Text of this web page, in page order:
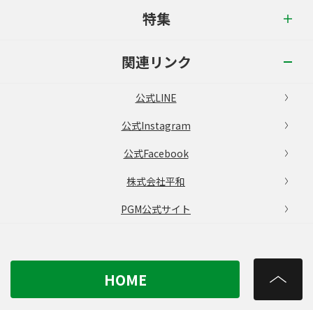
特集
関連リンク
公式LINE
公式Instagram
公式Facebook
株式会社平和
PGM公式サイト
HOME